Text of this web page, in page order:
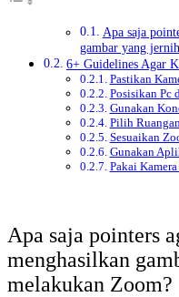
Apa saja
gambar yang
6+ Guidelines Agar
Pastikan
Posisikan Pc
Gunakan
Pilih
Sesuaikan
Gunakan
Pakai
Apa saja pointers
menghasilkan
melakukan Zoom?